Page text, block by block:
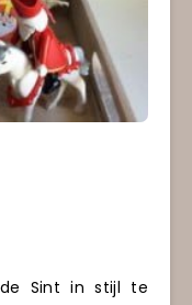
Sint in stijl te